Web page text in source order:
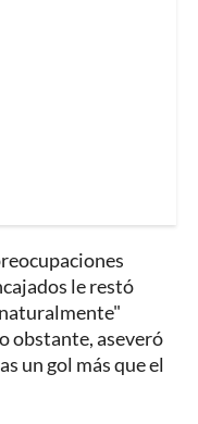
le restó
obstante, aseveró
un gol más que el